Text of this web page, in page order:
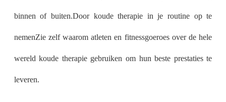
binnen of buiten.Door koude therapie in je routine op te
nemenZie zelf waarom atleten en fitnessgoeroes over de hele
wereld koude therapie gebruiken om hun beste prestaties te
leveren.